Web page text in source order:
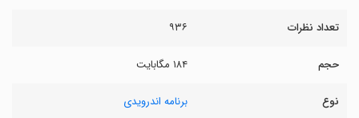
تعداد نظرات ۹۳۶
حجم ۱۸۴ مگابایت
نوع برنامه اندرویدی